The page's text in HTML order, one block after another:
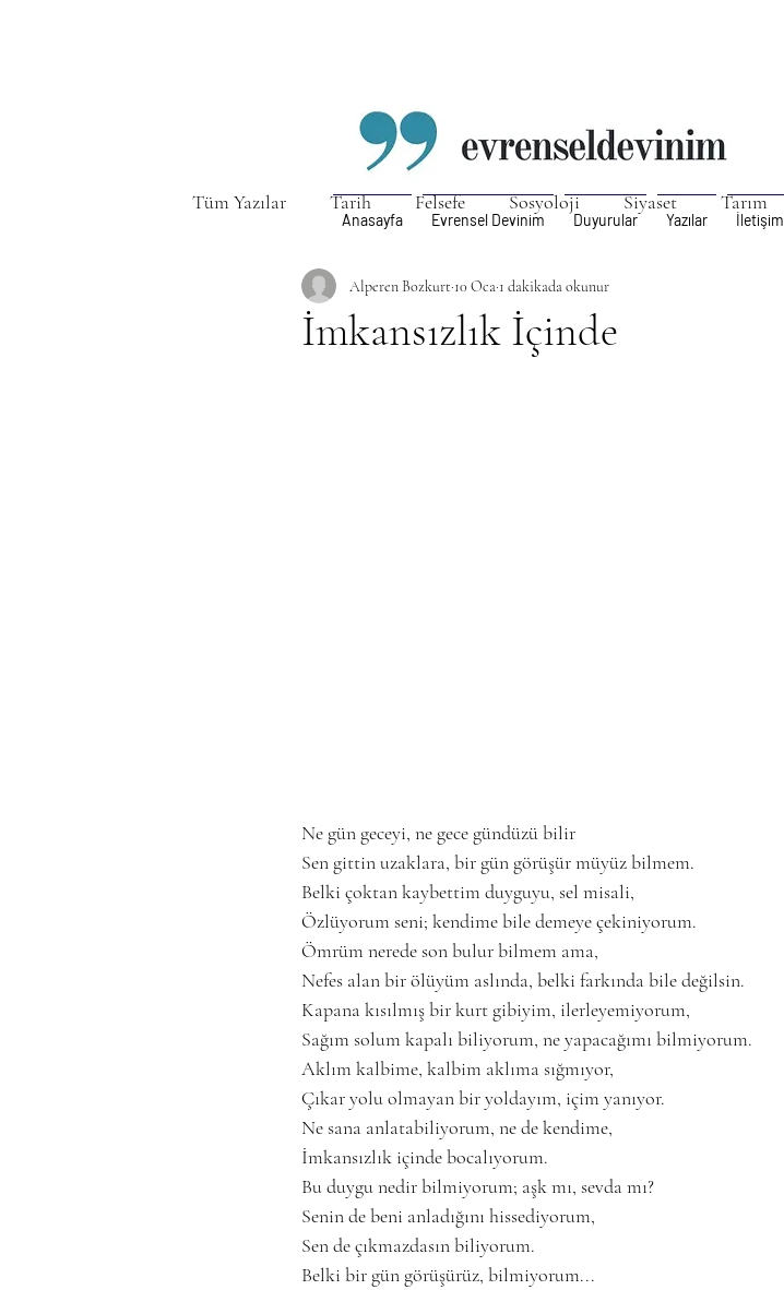
Anasayfa Evrensel Devinim Duyurular Yazılar İletişim
Tüm Yazılar Tarih Felsefe Sosyoloji Siyaset Tarım
Ekonomi, Finans, Yatırım Yönetim, Strateji, Planlama
İmkansızlık İçinde
Alperen Bozkurt 10 Oca 1 dakikada okunur
Ne gün geceyi, ne gece gündüzü bilir
Sen gittin uzaklara, bir gün görüşür müyüz bilmem.
Belki çoktan kaybettim duyguyu, sel misali,
Özlüyorum seni; kendime bile demeye çekiniyorum.
Ömrüm nerede son bulur bilmem ama,
Nefes alan bir ölüyüm aslında, belki farkında bile değilsin.
Kapana kısılmış bir kurt gibiyim, ilerleyemiyorum,
Sağım solum kapalı biliyorum, ne yapacağımı bilmiyorum.
Aklım kalbime, kalbim aklıma sığmıyor,
Çıkar yolu olmayan bir yoldayım, içim yanıyor.
Ne sana anlatabiliyorum, ne de kendime,
İmkansızlık içinde bocalıyorum.
Bu duygu nedir bilmiyorum; aşk mı, sevda mı?
Senin de beni anladığını hissediyorum,
Sen de çıkmazdasın biliyorum.
Belki bir gün görüşürüz, bilmiyorum...